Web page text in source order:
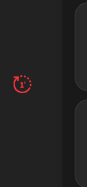
1'